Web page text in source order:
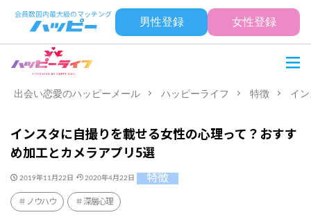
男性登録 女性登録
出会い恋愛のハッピーメール ハッピーライフ 特徴 イ
インスタに自撮りを載せる女性の心理って？おすす
め加工とカメラアプリ5選
2019年11月22日 2020年4月22日 特徴
ノウハウ 深層心理